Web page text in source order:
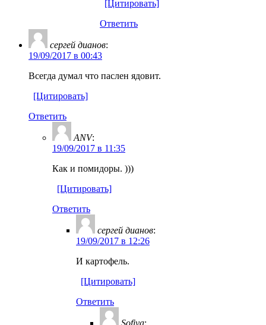
[Цитировать]
Ответить
ceргей дианов:
19/09/2017 в 00:43
Всегда думал что паслен ядовит.
[Цитировать]
Ответить
ANV:
19/09/2017 в 11:35
Как и помидоры. )))
[Цитировать]
Ответить
ceргей дианов:
19/09/2017 в 12:26
И картофель.
[Цитировать]
Ответить
Sofiya: